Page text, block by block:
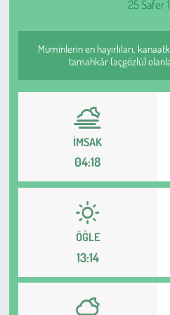
25 Safer
Müminlerin en hayırlıları,
tamahkâr (açgözlü)
İMSAK
04:18
ÖĞLE
13:14
Emek
Kültür Sanat
Bilim - Teknoloji
İnsan Hakları
Hayvan Hakları